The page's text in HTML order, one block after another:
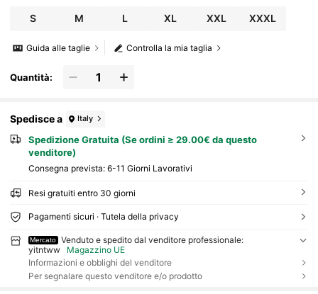
S M L XL XXL XXXL
Controlla la mia taglia
Guida alle taglie
Quantità:
Spedisce a Italy
Spedizione Gratuita (Se ordini ≥ 29.00€ da questo
venditore)
Consegna prevista: 6-11 Giorni Lavorativi
Resi gratuiti entro 30 giorni
Pagamenti sicuri · Tutela della privacy
Mercato
Venduto e spedito dal venditore professionale:
yitntww
Magazzino UE
Informazioni e obblighi del venditore
Per segnalare questo venditore e/o prodotto